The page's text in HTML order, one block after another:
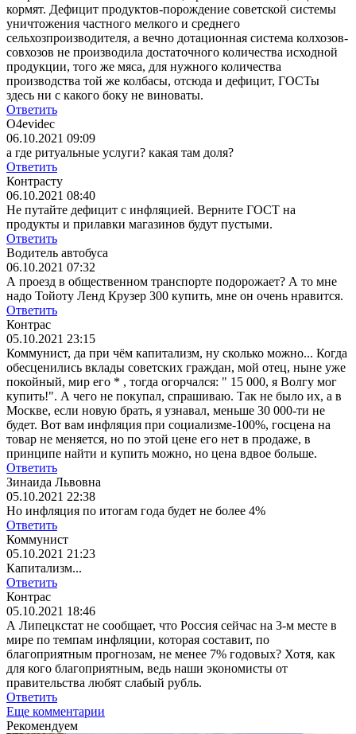
кормят. Дефицит продуктов-порождение советской системы
уничтожения частного мелкого и среднего
сельхозпроизводителя, а вечно дотационная система колхозов-
совхозов не производила достаточного количества исходной
продукции, того же мяса, для нужного количества
производства той же колбасы, отсюда и дефицит, ГОСТы
здесь ни с какого боку не виноваты.
Ответить
O4evidec
06.10.2021 09:09
а где ритуальные услуги? какая там доля?
Ответить
Контрасту
06.10.2021 08:40
Не путайте дефицит с инфляцией. Верните ГОСТ на
продукты и прилавки магазинов будут пустыми.
Ответить
Водитель автобуса
06.10.2021 07:32
А проезд в общественном транспорте подорожает? А то мне
надо Тойоту Ленд Крузер 300 купить, мне он очень нравится.
Ответить
Контрас
05.10.2021 23:15
Коммунист, да при чём капитализм, ну сколько можно... Когда
обесценились вклады советских граждан, мой отец, ныне уже
покойный, мир его * , тогда огорчался: " 15 000, я Волгу мог
купить!". А чего не покупал, спрашиваю. Так не было их, а в
Москве, если новую брать, я узнавал, меньше 30 000-ти не
будет. Вот вам инфляция при социализме-100%, госцена на
товар не меняется, но по этой цене его нет в продаже, в
принципе найти и купить можно, но цена вдвое больше.
Ответить
Зинаида Львовна
05.10.2021 22:38
Но инфляция по итогам года будет не более 4%
Ответить
Коммунист
05.10.2021 21:23
Капитализм...
Ответить
Контрас
05.10.2021 18:46
А Липецкстат не сообщает, что Россия сейчас на 3-м месте в
мире по темпам инфляции, которая составит, по
благоприятным прогнозам, не менее 7% годовых? Хотя, как
для кого благоприятным, ведь наши экономисты от
правительства любят слабый рубль.
Ответить
Еще комментарии
Рекомендуем